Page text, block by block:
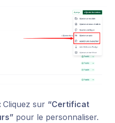
Cliquez sur “Certificat
pour le personnaliser.